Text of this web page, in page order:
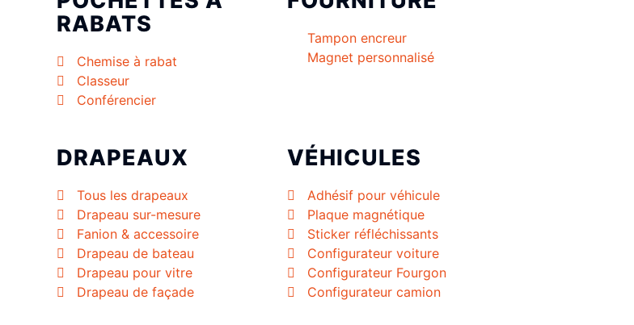
RABATS
Chemise à rabat
Classeur
Conférencier
Tampon encreur
Magnet personnalisé
DRAPEAUX
Tous les drapeaux
Drapeau sur-mesure
Fanion & accessoire
Drapeau de bateau
Drapeau pour vitre
Drapeau de façade
VÉHICULES
Adhésif pour véhicule
Plaque magnétique
Sticker réfléchissants
Configurateur voiture
Configurateur Fourgon
Configurateur camion